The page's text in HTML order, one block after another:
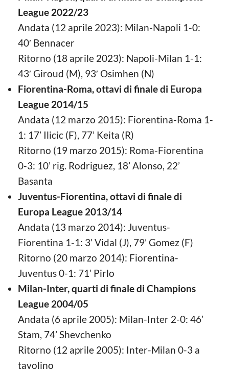
League 2022/23
Andata (12 aprile 2023): Milan-Napoli 1-0:
40′ Bennacer
Ritorno (18 aprile 2023): Napoli-Milan 1-1:
43′ Giroud (M), 93′ Osimhen (N)
Fiorentina-Roma, ottavi di finale di Europa
League 2014/15
Andata (12 marzo 2015): Fiorentina-Roma 1-
1: 17’ Ilicic (F), 77’ Keita (R)
Ritorno (19 marzo 2015): Roma-Fiorentina
0-3: 10’ rig. Rodriguez, 18’ Alonso, 22’
Basanta
Juventus-Fiorentina, ottavi di finale di
Europa League 2013/14
Andata (13 marzo 2014): Juventus-
Fiorentina 1-1: 3’ Vidal (J), 79’ Gomez (F)
Ritorno (20 marzo 2014): Fiorentina-
Juventus 0-1: 71’ Pirlo
Milan-Inter, quarti di finale di Champions
League 2004/05
Andata (6 aprile 2005): Milan-Inter 2-0: 46’
Stam, 74’ Shevchenko
Ritorno (12 aprile 2005): Inter-Milan 0-3 a
tavolino